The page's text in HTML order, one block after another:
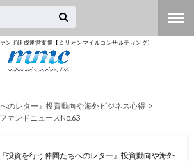
ンド組成運営支援【ミリオンマイルコンサルティング】
のレター』投資動向や海外ビジネス心得
ァンドニュースNo.63
投資を行う仲間たちへのレター』投資動向や海外